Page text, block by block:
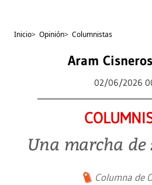
Inicio> Opinión> Columnistas
Aram
02/06/2026
Una marcha
Columna de